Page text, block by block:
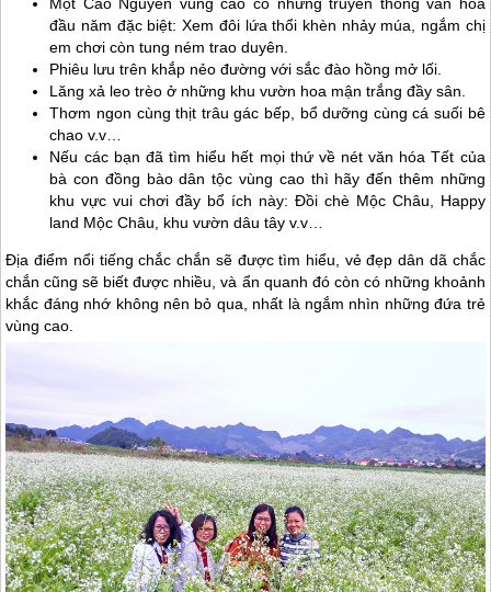
đầu năm đặc biệt: Xem đôi lứa thổi khèn nhảy múa, ngắm chị
em chơi còn tung ném trao duyên.
Phiêu lưu trên khắp nẻo đường với sắc đào hồng mở lối.
Lăng xả leo trèo ở những khu vườn hoa mận trắng đầy sân.
Thơm ngon cùng thịt trâu gác bếp, bổ dưỡng cùng cá suối bê
chao v.v…
Nếu các bạn đã tìm hiểu hết mọi thứ về nét văn hóa Tết của
bà con đồng bào dân tộc vùng cao thì hãy đến thêm những
khu vực vui chơi đầy bổ ích này: Đồi chè Mộc Châu , Happy
land Mộc Châu , khu vườn dâu tây v.v…
Địa điểm nổi tiếng chắc chắn sẽ được tìm hiểu, vẻ đẹp dân dã chắc
chắn cũng sẽ biết được nhiều, và ẩn quanh đó còn có những khoảnh
khắc đáng nhớ không nên bỏ qua, nhất là ngắm nhìn những đứa trẻ
vùng cao.